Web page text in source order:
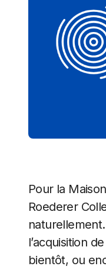
Pour la
Roederer
l’acquisition
bientôt, ou